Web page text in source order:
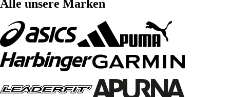
Alle unsere Marken